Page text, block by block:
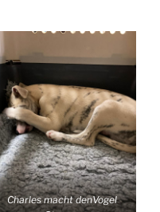
Charles macht denVogel